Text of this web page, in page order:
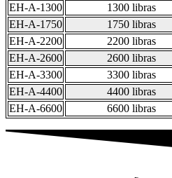
EH-A-1300
1300 libras
EH-A-1750
1750 libras
EH-A-2200
2200 libras
EH-A-2600
2600 libras
EH-A-3300
3300 libras
EH-A-4400
4400 libras
EH-A-6600
6600 libras